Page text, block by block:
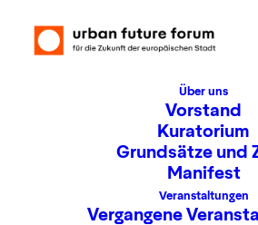
Über uns
Vorstand
Kuratorium
Grundsätze und
Manifest
Veranstaltungen
Vergangene
Die
Stadt